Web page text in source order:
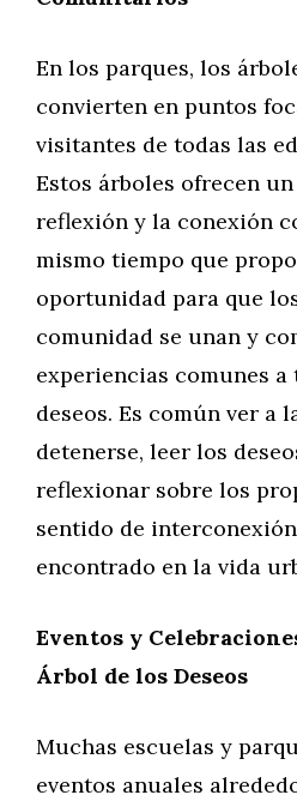
En los parques, los
convierten en puntos
visitantes de todas las
Estos árboles ofrecen
reflexión y la conexión
mismo tiempo que
oportunidad para que
comunidad se unan y
experiencias comunes a
deseos. Es común ver a
detenerse, leer los
reflexionar sobre los
sentido de
encontrado en la vida
Eventos y
Árbol de los Deseos
Muchas escuelas y
eventos anuales